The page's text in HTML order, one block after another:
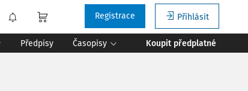
Přihlásit
Registrace
Předpisy Časopisy Koupit předplatné